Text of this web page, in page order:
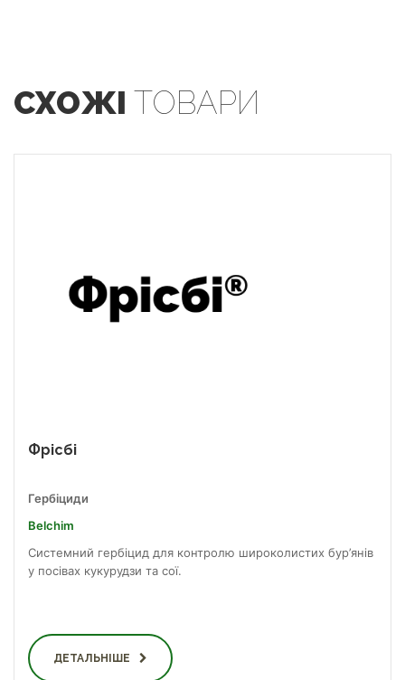
СХОЖІ ТОВАРИ
Фрісбі
Гербіциди
Belchim
Системний гербіцид для контролю широколистих бур’янів
у посівах кукурудзи та сої.
ДЕТАЛЬНІШЕ